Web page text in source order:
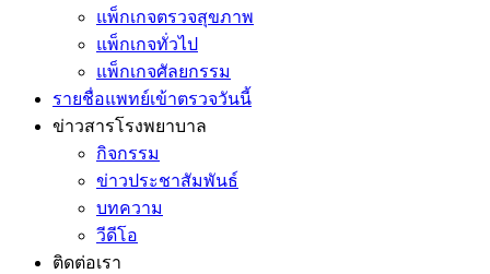
แพ็กเกจตรวจสุขภาพ
แพ็กเกจทั่วไป
แพ็กเกจศัลยกรรม
รายชื่อแพทย์เข้าตรวจวันนี้
ข่าวสารโรงพยาบาล
กิจกรรม
ข่าวประชาสัมพันธ์
บทความ
วีดีโอ
ติดต่อเรา